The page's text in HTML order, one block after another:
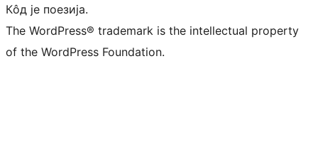
Кôд је поезија.
The WordPress® trademark is the intellectual property
of the WordPress Foundation.